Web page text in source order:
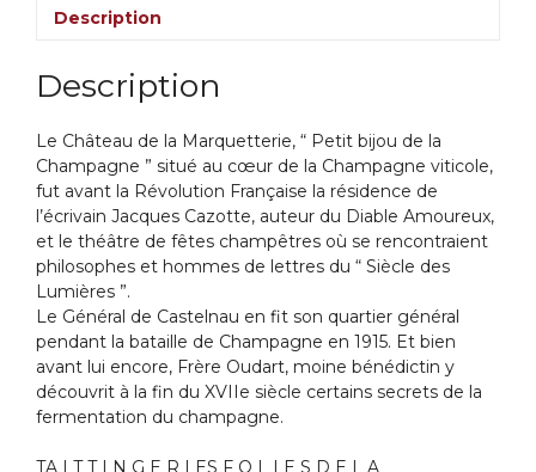
Description
Description
Le Château de la Marquetterie, “ Petit bijou de la
Champagne ” situé au cœur de la Champagne viticole,
fut avant la Révolution Française la résidence de
l’écrivain Jacques Cazotte, auteur du Diable Amoureux,
et le théâtre de fêtes champêtres où se rencontraient
philosophes et hommes de lettres du “ Siècle des
Lumières ”.
Le Général de Castelnau en fit son quartier général
pendant la bataille de Champagne en 1915. Et bien
avant lui encore, Frère Oudart, moine bénédictin y
découvrit à la fin du XVIIe siècle certains secrets de la
fermentation du champagne.